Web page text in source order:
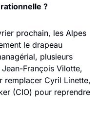
?
prochain, les Alpes
le drapeau
plusieurs
François Vilotte,
remplacer Cyril Linette,
(CIO) pour reprendre